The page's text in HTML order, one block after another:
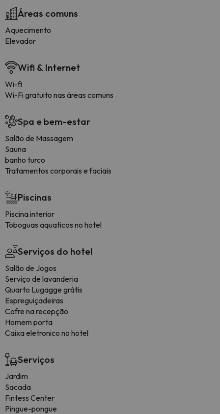
Áreas comuns
Aquecimento
Elevador
Wifi & Internet
Wi-fi
Wi-Fi gratuito nas áreas comuns
Spa e bem-estar
Salão de Massagem
Sauna
banho turco
Tratamentos corporais e faciais
Piscinas
Piscina interior
Toboguas aquaticos no hotel
Serviços do hotel
Salão de Jogos
Serviço de lavanderia
Quarto Lugagge grátis
Espreguiçadeiras
Cofre na recepção
Homem porta
Caixa eletronico no hotel
Serviços
Jardim
Sacada
Fintess Center
Pingue-pongue